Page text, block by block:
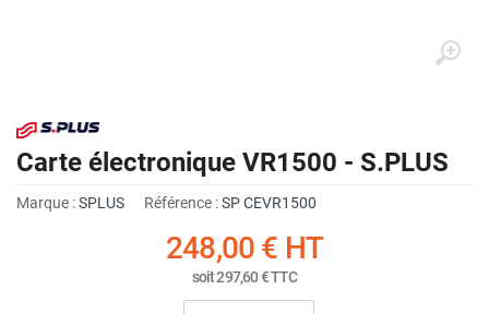
Carte électronique VR1500 - S.PLUS
Marque :SPLUS Référence :SP CEVR1500
248,00 € HT
soit297,60 €TTC